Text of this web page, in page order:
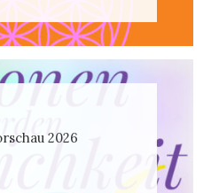
2026